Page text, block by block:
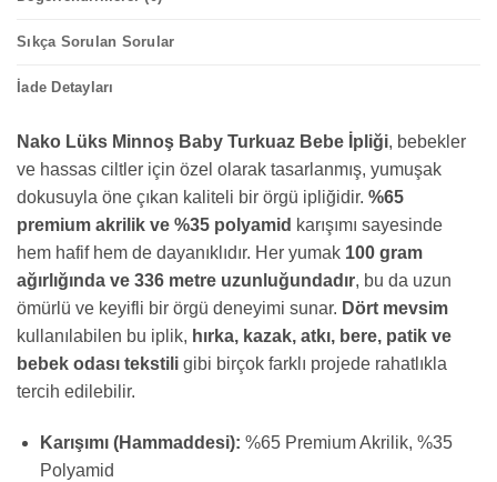
Sıkça Sorulan Sorular
İade Detayları
Nako Lüks Minnoş Baby Turkuaz Bebe İpliği, bebekler
ve hassas ciltler için özel olarak tasarlanmış, yumuşak
dokusuyla öne çıkan kaliteli bir örgü ipliğidir. %65
premium akrilik ve %35 polyamid karışımı sayesinde
hem hafif hem de dayanıklıdır. Her yumak 100 gram
ağırlığında ve 336 metre uzunluğundadır, bu da uzun
ömürlü ve keyifli bir örgü deneyimi sunar. Dört mevsim
kullanılabilen bu iplik, hırka, kazak, atkı, bere, patik ve
bebek odası tekstili gibi birçok farklı projede rahatlıkla
tercih edilebilir.
Karışımı (Hammaddesi): %65 Premium Akrilik, %35
Polyamid